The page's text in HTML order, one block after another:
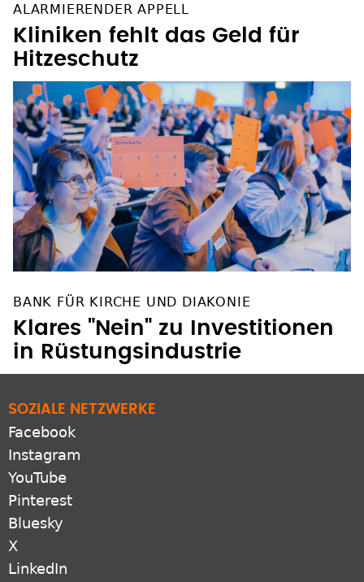
ALARMIERENDER APPELL
Kliniken fehlt das Geld für
Hitzeschutz
BANK FÜR KIRCHE UND DIAKONIE
Klares "Nein" zu Investitionen
in Rüstungsindustrie
SOZIALE NETZWERKE
Facebook
Instagram
YouTube
Pinterest
Bluesky
X
LinkedIn